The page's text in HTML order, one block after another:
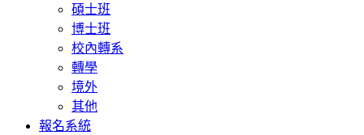
碩士班
博士班
校內轉系
轉學
境外
其他
報名系統